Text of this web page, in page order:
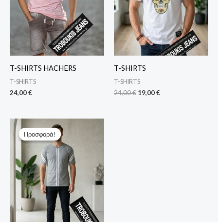
T-SHIRTS HACHERS
T-SHIRTS
24,00€
T-SHIRTS
T-SHIRTS
24,00€ 19,00€
Προσφορά!
Προσφορά!
price
was:
34,00 €.
τρέχουσα
τιμή
είναι:
27,00 €.